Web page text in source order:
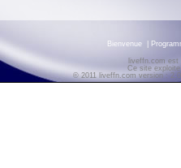
Bienvenue
liveffn.com est
Ce site
© 2011 liveffn.com version :